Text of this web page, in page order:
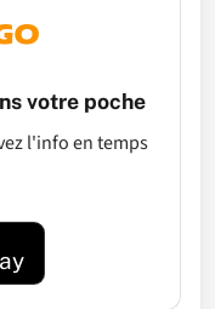
votre poche
l'info en temps